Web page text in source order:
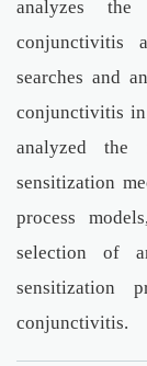
analyzes the
conjunctivitis
searches and
conjunctivitis in
analyzed the
sensitization
process
selection of
sensitization
conjunctivitis.